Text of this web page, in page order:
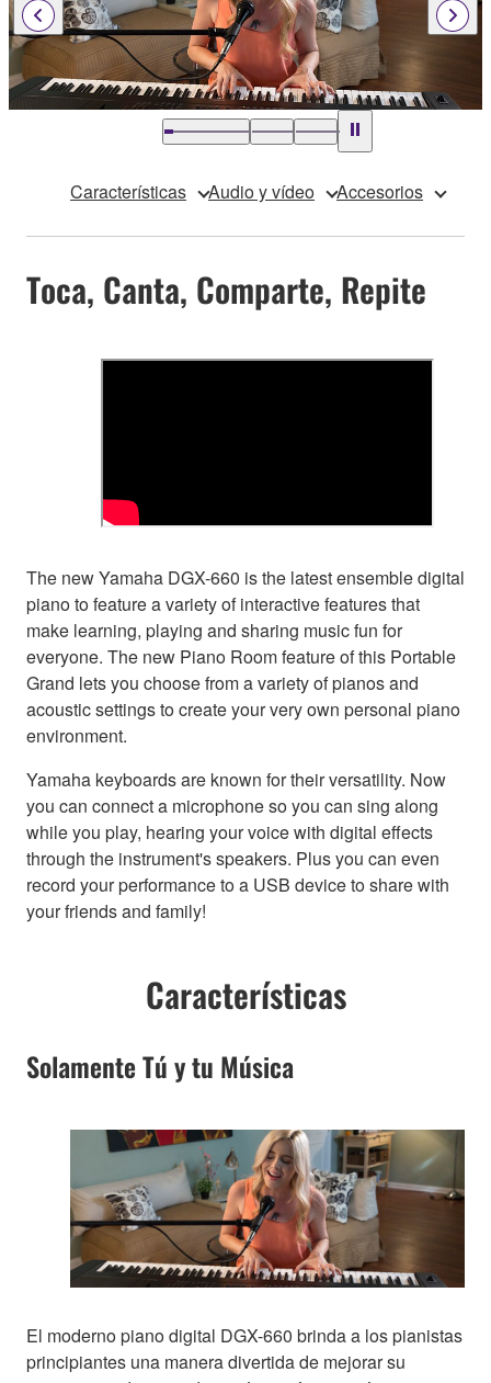
Características Audio y vídeo Accesorios
Toca, Canta, Comparte, Repite
The new Yamaha DGX-660 is the latest ensemble digital
piano to feature a variety of interactive features that
make learning, playing and sharing music fun for
everyone. The new Piano Room feature of this Portable
Grand lets you choose from a variety of pianos and
acoustic settings to create your very own personal piano
environment.
Yamaha keyboards are known for their versatility. Now
you can connect a microphone so you can sing along
while you play, hearing your voice with digital effects
through the instrument's speakers. Plus you can even
record your performance to a USB device to share with
your friends and family!
Características
Solamente Tú y tu Música
El moderno piano digital DGX-660 brinda a los pianistas
principiantes una manera divertida de mejorar su